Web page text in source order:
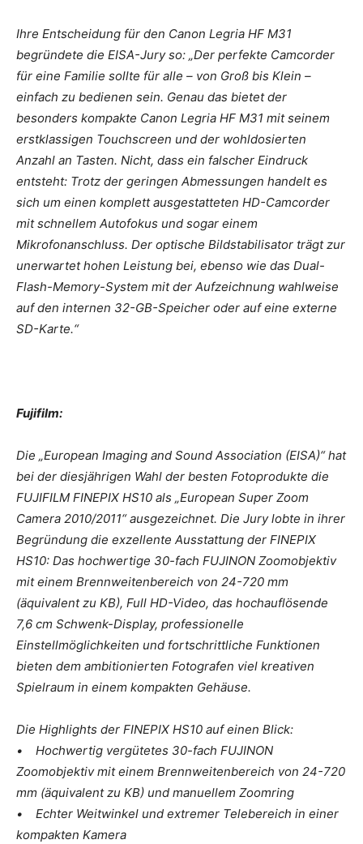
Ihre Entscheidung für den Canon Legria HF M31
begründete die EISA-Jury so: „Der perfekte Camcorder
für eine Familie sollte für alle – von Groß bis Klein –
einfach zu bedienen sein. Genau das bietet der
besonders kompakte Canon Legria HF M31 mit seinem
erstklassigen Touchscreen und der wohldosierten
Anzahl an Tasten. Nicht, dass ein falscher Eindruck
entsteht: Trotz der geringen Abmessungen handelt es
sich um einen komplett ausgestatteten HD-Camcorder
mit schnellem Autofokus und sogar einem
Mikrofonanschluss. Der optische Bildstabilisator trägt zur
unerwartet hohen Leistung bei, ebenso wie das Dual-
Flash-Memory-System mit der Aufzeichnung wahlweise
auf den internen 32-GB-Speicher oder auf eine externe
SD-Karte.“
Fujifilm:
Die „European Imaging and Sound Association (EISA)“ hat
bei der diesjährigen Wahl der besten Fotoprodukte die
FUJIFILM FINEPIX HS10 als „European Super Zoom
Camera 2010/2011“ ausgezeichnet. Die Jury lobte in ihrer
Begründung die exzellente Ausstattung der FINEPIX
HS10: Das hochwertige 30-fach FUJINON Zoomobjektiv
mit einem Brennweitenbereich von 24-720 mm
(äquivalent zu KB), Full HD-Video, das hochauflösende
7,6 cm Schwenk-Display, professionelle
Einstellmöglichkeiten und fortschrittliche Funktionen
bieten dem ambitionierten Fotografen viel kreativen
Spielraum in einem kompakten Gehäuse.
Die Highlights der FINEPIX HS10 auf einen Blick:
• Hochwertig vergütetes 30-fach FUJINON
Zoomobjektiv mit einem Brennweitenbereich von 24-720
mm (äquivalent zu KB) und manuellem Zoomring
• Echter Weitwinkel und extremer Telebereich in einer
kompakten Kamera